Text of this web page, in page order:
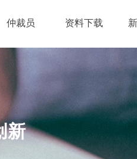
仲裁员 资料下载
新